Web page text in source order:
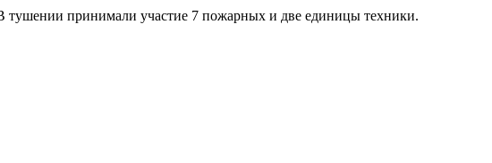
тушении принимали участие 7 пожарных и две единицы техники.